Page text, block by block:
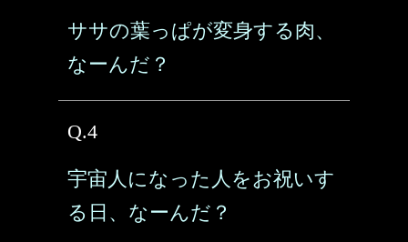
ササの葉っぱが変身する肉、
なーんだ？
Q.4
宇宙人になった人をお祝いす
る日、なーんだ？